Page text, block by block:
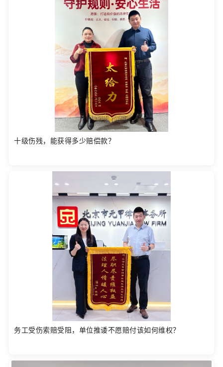
十级伤残，能获得多少赔偿款？
务工受伤索赔受阻，单位推诿不愿赔付该如何维权？